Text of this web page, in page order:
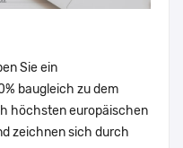
Sie ein
baugleich zu dem
höchsten europäischen
zeichnen sich durch